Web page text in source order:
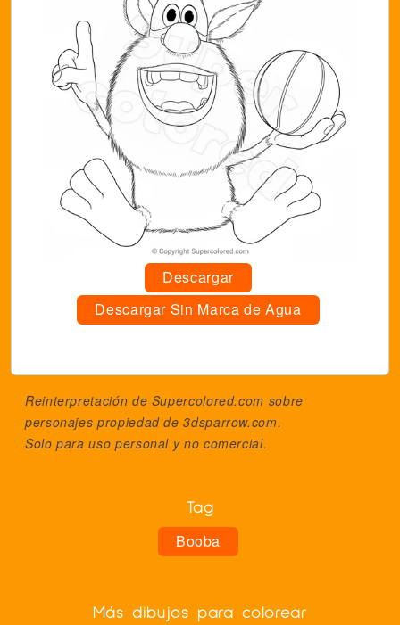
Descargar
Descargar Sin Marca de Agua
Reinterpretación de Supercolored.com sobre
personajes propiedad de3dsparrow.com.
Solo para uso personal y no comercial.
Tag
Booba
Más dibujos para colorear